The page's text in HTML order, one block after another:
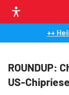
++
ROUNDUP:
US-